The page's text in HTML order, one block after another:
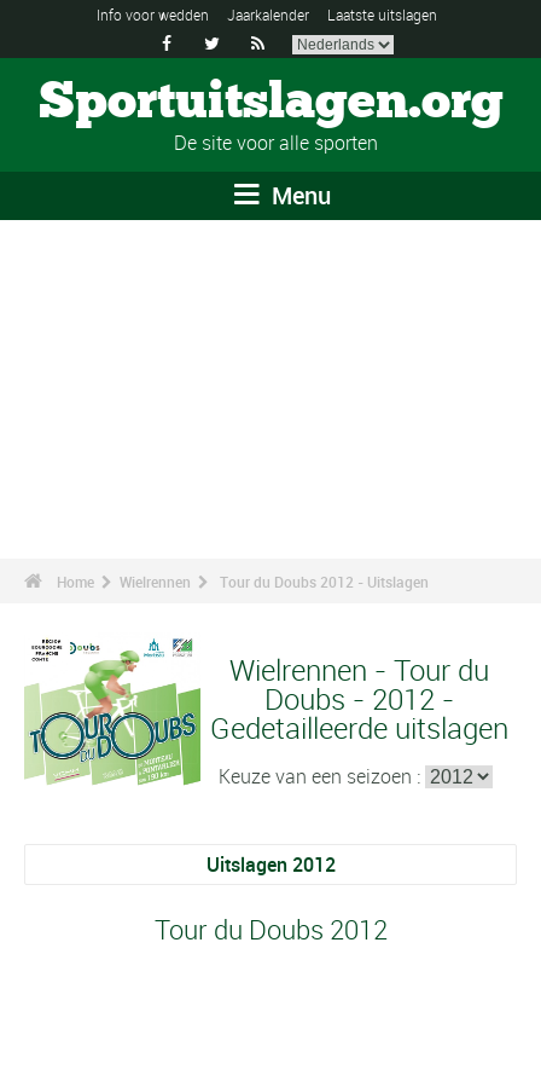
Info voor wedden Jaarkalender Laatste uitslagen
  
Sportuitslagen.org
De site voor alle sporten
Menu
Home Wielrennen Tour du Doubs 2012 - Uitslagen
Wielrennen - Tour du
Doubs - 2012 -
Gedetailleerde uitslagen
Keuze van een seizoen :
Uitslagen 2012
Tour du Doubs 2012